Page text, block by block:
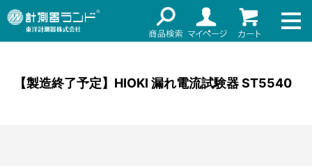
ネット通販（リセール）
ご利用ガイド
メーカー名
【製造終了予定】HIOKI 漏れ電流試験器 ST5540